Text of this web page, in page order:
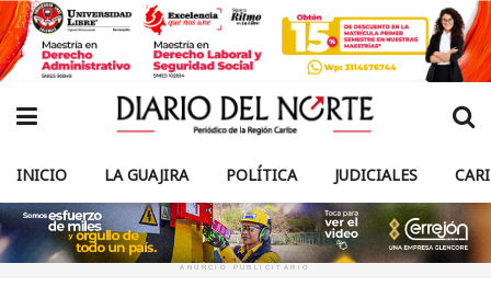
INICIO LA GUAJIRA POLÍTICA JUDICIALES
ANUNCIO PUBLICITARIO